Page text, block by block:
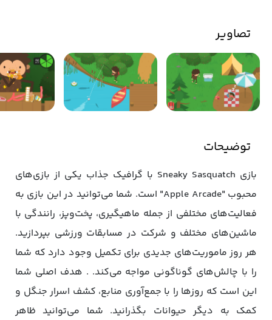
تصاویر
توضیحات
بازی Sneaky Sasquatch با گرافیک جذاب یکی از بازی‌های
محبوب "Apple Arcade" است. شما می‌توانید در این بازی به
فعالیت‌های مختلفی از جمله ماهیگیری، پخت‌وپز، رانندگی با
ماشین‌های مختلف و شرکت در مسابقات ورزشی بپردازید.
هر روز ماموریت‌های جدیدی برای تکمیل وجود دارد که شما
را با چالش‌های گوناگونی مواجه می‌کند. . هدف اصلی شما
این است که روزها را با جمع‌آوری منابع، کشف اسرار جنگل و
کمک به دیگر حیوانات بگذرانید. شما می‌توانید ظاهر